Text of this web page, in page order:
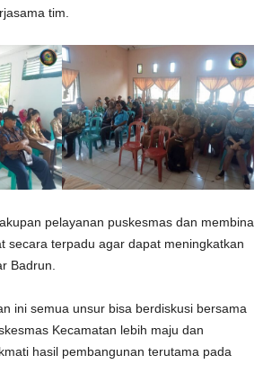
tim.
pelayanan puskesmas dan membina
secara terpadu agar dapat meningkatkan
Badrun.
ini semua unsur bisa berdiskusi bersama
Kecamatan lebih maju dan
hasil pembangunan terutama pada